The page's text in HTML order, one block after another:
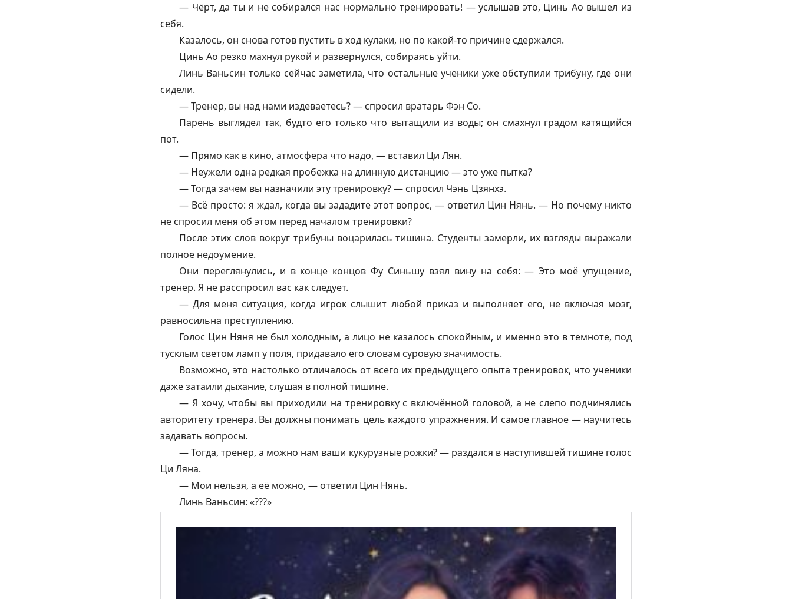
— Чёрт, да ты и не собирался нас нормально тренировать! — услышав это, Цинь Ао вышел из
себя.
Казалось, он снова готов пустить в ход кулаки, но по какой-то причине сдержался.
Цинь Ао резко махнул рукой и развернулся, собираясь уйти.
Линь Ваньсин только сейчас заметила, что остальные ученики уже обступили трибуну, где они
сидели.
— Тренер, вы над нами издеваетесь? — спросил вратарь Фэн Со.
Парень выглядел так, будто его только что вытащили из воды; он смахнул градом катящийся
пот.
— Прямо как в кино, атмосфера что надо, — вставил Ци Лян.
— Неужели одна редкая пробежка на длинную дистанцию — это уже пытка?
— Тогда зачем вы назначили эту тренировку? — спросил Чэнь Цзянхэ.
— Всё просто: я ждал, когда вы зададите этот вопрос, — ответил Цин Нянь. — Но почему никто
не спросил меня об этом перед началом тренировки?
После этих слов вокруг трибуны воцарилась тишина. Студенты замерли, их взгляды выражали
полное недоумение.
Они переглянулись, и в конце концов Фу Синьшу взял вину на себя: — Это моё упущение,
тренер. Я не расспросил вас как следует.
— Для меня ситуация, когда игрок слышит любой приказ и выполняет его, не включая мозг,
равносильна преступлению.
Голос Цин Няня не был холодным, а лицо не казалось спокойным, и именно это в темноте, под
тусклым светом ламп у поля, придавало его словам суровую значимость.
Возможно, это настолько отличалось от всего их предыдущего опыта тренировок, что ученики
даже затаили дыхание, слушая в полной тишине.
— Я хочу, чтобы вы приходили на тренировку с включённой головой, а не слепо подчинялись
авторитету тренера. Вы должны понимать цель каждого упражнения. И самое главное — научитесь
задавать вопросы.
— Тогда, тренер, а можно нам ваши кукурузные рожки? — раздался в наступившей тишине голос
Ци Ляна.
— Мои нельзя, а её можно, — ответил Цин Нянь.
Линь Ваньсин: «???»